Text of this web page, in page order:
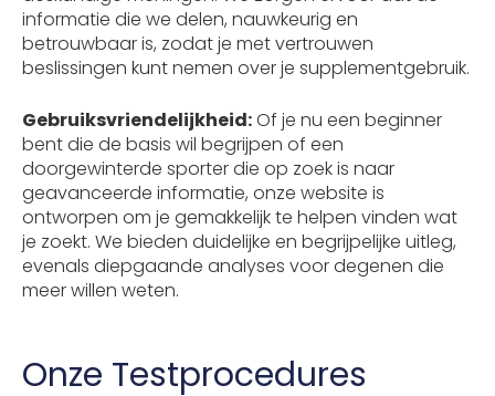
informatie die we delen, nauwkeurig en
betrouwbaar is, zodat je met vertrouwen
beslissingen kunt nemen over je supplementgebruik.
Gebruiksvriendelijkheid:Of je nu een beginner
bent die de basis wil begrijpen of een
doorgewinterde sporter die op zoek is naar
geavanceerde informatie, onze website is
ontworpen om je gemakkelijk te helpen vinden wat
je zoekt. We bieden duidelijke en begrijpelijke uitleg,
evenals diepgaande analyses voor degenen die
meer willen weten.
Onze Testprocedures